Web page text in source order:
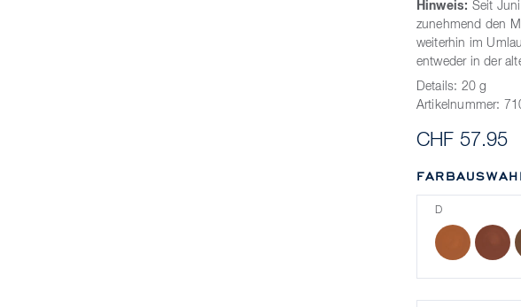
Hinweis: Seit
zunehmend den
weiterhin im
entweder in der
Details: 20 g
Artikelnummer:
CHF 57.95
D